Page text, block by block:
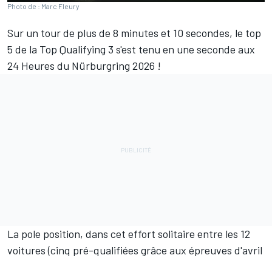
Photo de : Marc Fleury
Sur un tour de plus de 8 minutes et 10 secondes, le top
5 de la Top Qualifying 3 s'est tenu en une seconde aux
24 Heures du Nürburgring 2026 !
La pole position, dans cet effort solitaire entre les 12
voitures (cinq pré-qualifiées grâce aux épreuves d'avril